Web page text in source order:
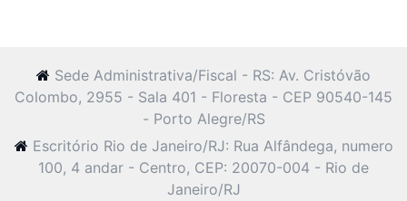
Sede Administrativa/Fiscal - RS: Av. Cristóvão
Colombo, 2955 - Sala 401 - Floresta - CEP 90540-145
- Porto Alegre/RS
Escritório Rio de Janeiro/RJ: Rua Alfândega, numero
100, 4 andar - Centro, CEP: 20070-004 - Rio de
Janeiro/RJ